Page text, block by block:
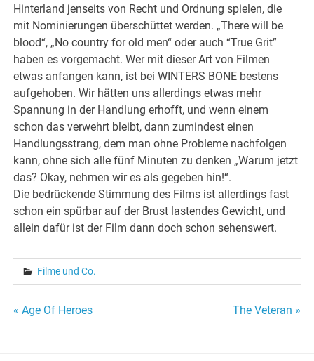
Hinterland jenseits von Recht und Ordnung spielen, die
mit Nominierungen überschüttet werden. „There will be
blood“, „No country for old men“ oder auch “True Grit”
haben es vorgemacht. Wer mit dieser Art von Filmen
etwas anfangen kann, ist bei WINTERS BONE bestens
aufgehoben. Wir hätten uns allerdings etwas mehr
Spannung in der Handlung erhofft, und wenn einem
schon das verwehrt bleibt, dann zumindest einen
Handlungsstrang, dem man ohne Probleme nachfolgen
kann, ohne sich alle fünf Minuten zu denken „Warum jetzt
das? Okay, nehmen wir es als gegeben hin!“.
Die bedrückende Stimmung des Films ist allerdings fast
schon ein spürbar auf der Brust lastendes Gewicht, und
allein dafür ist der Film dann doch schon sehenswert.
Filme und Co.
Beitragsnavigation
« Age Of Heroes The Veteran »